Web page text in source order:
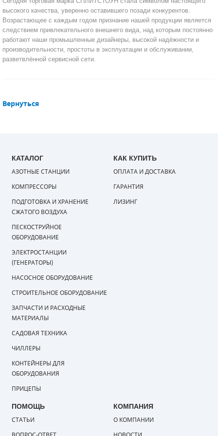
высокого качества, уверенно оставившего позади конкурентов.
Возрастающее с каждым годом признание нашей продукции является
следствием привлекательного внешнего вида, над которым постоянно
работают наши промышленные дизайнеры, высокой надёжности и
производительности, простоты в эксплуатации и обслуживании,
разветвлённой сервисной сети.
Вернуться
КАТАЛОГ
АЗОТНЫЕ СТАНЦИИ
КОМПРЕССОРЫ
ПОДГОТОВКА И ХРАНЕНИЕ
СЖАТОГО ВОЗДУХА
ПЕСКОСТРУЙНОЕ
ОБОРУДОВАНИЕ
ЭЛЕКТРОСТАНЦИИ
(ГЕНЕРАТОРЫ)
НАСОСНОЕ ОБОРУДОВАНИЕ
СТРОИТЕЛЬНОЕ ОБОРУДОВАНИЕ
ЗАПЧАСТИ И РАСХОДНЫЕ
МАТЕРИАЛЫ
САДОВАЯ ТЕХНИКА
ЧИЛЛЕРЫ
КОНТЕЙНЕРЫ ДЛЯ
ОБОРУДОВАНИЯ
ПРИЦЕПЫ
КАК КУПИТЬ
ОПЛАТА И ДОСТАВКА
ГАРАНТИЯ
ЛИЗИНГ
ПОМОЩЬ
СТАТЬИ
КОМПАНИЯ
О КОМПАНИИ
САДОВАЯ ТЕХНИКА
ЧИЛЛЕРЫ
КОНТЕЙНЕРЫ ДЛЯ ОБОРУДОВАНИЯ
КАНАЛИЗАЦИОННЫЕ НАСОСЫ
БЕНЗИНОВЫЕ МОТОПОМПЫ
ДИЗЕЛЬНЫЕ МОТОПОМПЫ
ТАЛИ И ТЕЛЬФЕРЫ
ОСВЕТИТЕЛЬНЫЕ МАЧТЫ
ЛЕНТОЧНОПИЛЬНЫЕ СТАНКИ
КОНТРОЛЛЕРЫ (БЛОКИ УПРАВЛЕНИЯ)
ПРЕДОХРАНИТЕЛЬНЫЕ КЛАПАНЫ
ВПУСКНЫЕ КЛАПАНЫ
КЛАПАНЫ МИНИМАЛЬНОГО ДАВЛЕНИЯ
РУКАВА ВЫСОКОГО ДАВЛЕНИЯ (РВД)
ЗАПЧАСТИ ДЛЯ ВИНТОВЫХ КОМПРЕССОРОВ
КОНДЕНСАТООТВОДЧИКИ
СМЕННЫЕ ЭЛЕМЕНТЫ МАГИСТРАЛЬНЫХ
ФИЛЬТРОВ
ДЛЯ АДСОРБЦИОННЫХ ОСУШИТЕЛЕЙ
БЕНЗИНОВЫЕ ДВИГАТЕЛИ
ДЕТАЛИ ДВС
ФИЛЬТРЫ ТОПЛИВНЫЕ
МОТОРНОЕ МАСЛО
РАДИАТОРЫ
ПОДШИПНИКИ